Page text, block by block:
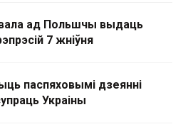
ад Польшчы выдаць
7 жніўня
паспяховымі дзеянні
Украіны